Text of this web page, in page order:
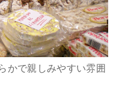
かで親しみやすい雰囲